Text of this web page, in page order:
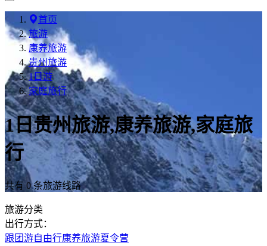
首页
旅游
康养旅游
贵州旅游
1日游
家庭旅行
1日贵州旅游,康养旅游,家庭旅
行
共有 0 条旅游线路
旅游分类
出行方式：
跟团游自由行康养旅游夏令营